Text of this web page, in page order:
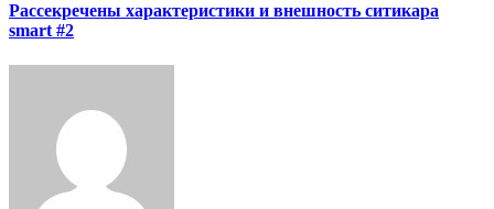
Рассекречены характеристики и внешность ситикара
smart #2